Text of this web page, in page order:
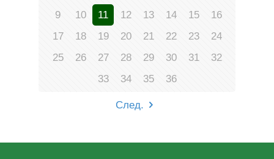
9
10 11 12 13 14 15
16
17
18 19 20 21 22 23
24
25
26 27 28 29 30 31
32
33
34 35 36
След.